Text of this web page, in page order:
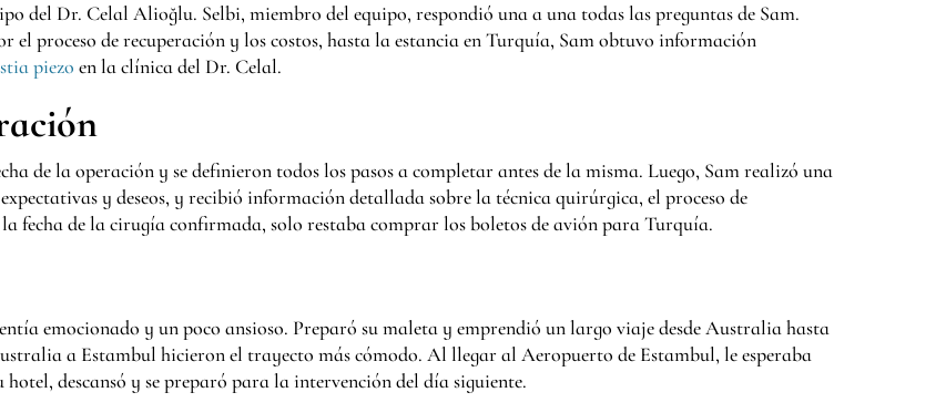
del Dr. Celal Alioğlu. Selbi, miembro del equipo, respondió una a una todas las preguntas de Sam.
el proceso de recuperación y los costos, hasta la estancia en Turquía, Sam obtuvo información
piezo en la clínica del Dr. Celal.
de la operación y se definieron todos los pasos a completar antes de la misma. Luego, Sam realizó una
y deseos, y recibió información detallada sobre la técnica quirúrgica, el proceso de
fecha de la cirugía confirmada, solo restaba comprar los boletos de avión para Turquía.
emocionado y un poco ansioso. Preparó su maleta y emprendió un largo viaje desde Australia hasta
a Estambul hicieron el trayecto más cómodo. Al llegar al Aeropuerto de Estambul, le esperaba
descansó y se preparó para la intervención del día siguiente.